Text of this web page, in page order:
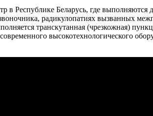
Республике Беларусь, где выполняются
радикулопатиях вызванных
транскутанная (чрезкожная)
высокотехнологического